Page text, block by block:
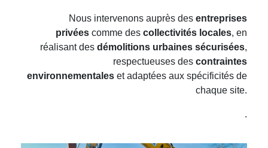
Nous intervenons auprès des entreprises
privées comme des collectivités locales, en
réalisant des démolitions urbaines sécurisées,
respectueuses des contraintes
environnementales et adaptées aux spécificités de
chaque site.
.